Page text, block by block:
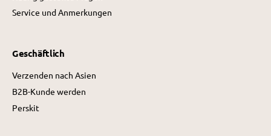
Service und Anmerkungen
Geschäftlich
Verzenden nach Asien
B2B-Kunde werden
Perskit